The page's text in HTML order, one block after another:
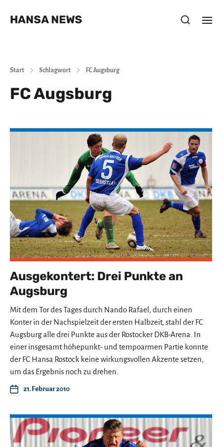
HANSA NEWS
Start Schlagwort FC Augsburg
FC Augsburg
Ausgekontert: Drei Punkte an
Augsburg
Mit dem Tor des Tages durch Nando Rafael, durch einen
Konter in der Nachspielzeit der ersten Halbzeit, stahl der FC
Augsburg alle drei Punkte aus der Rostocker DKB-Arena. In
einer insgesamt höhepunkt- und tempoarmen Partie konnte
der FC Hansa Rostock keine wirkungsvollen Akzente setzen,
um das Ergebnis noch zu drehen.
21. Februar 2010